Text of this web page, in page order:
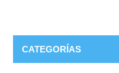
CATEGORÍAS